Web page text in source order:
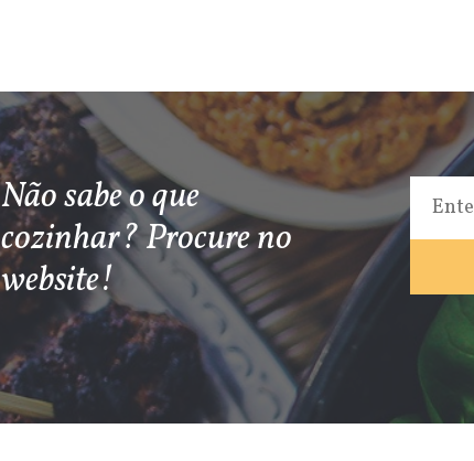
Não sabe o que
cozinhar? Procure no
website!